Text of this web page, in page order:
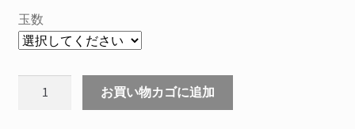
玉数
お買い物カゴに追加